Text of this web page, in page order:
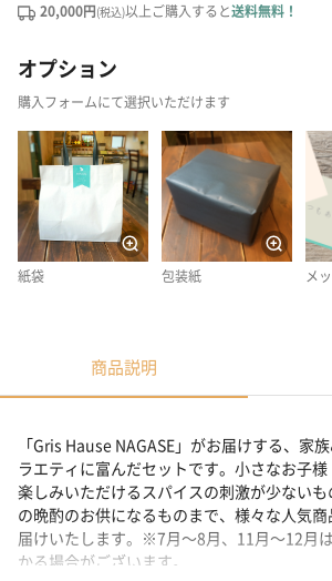
20,000円(税込)以上ご購入すると送料無料！
オプション
購入フォームにて選択いただけます
紙袋 包装紙 メ
商品説明
「Gris Hause NAGASE」がお届けする、家
ラエティに富んだセットです。小さなお子
楽しみいただけるスパイスの刺激が少ない
の晩酌のお供になるものまで、様々な人気
届けいたします。※7月～8月、11月～12月
かる場合がございます。